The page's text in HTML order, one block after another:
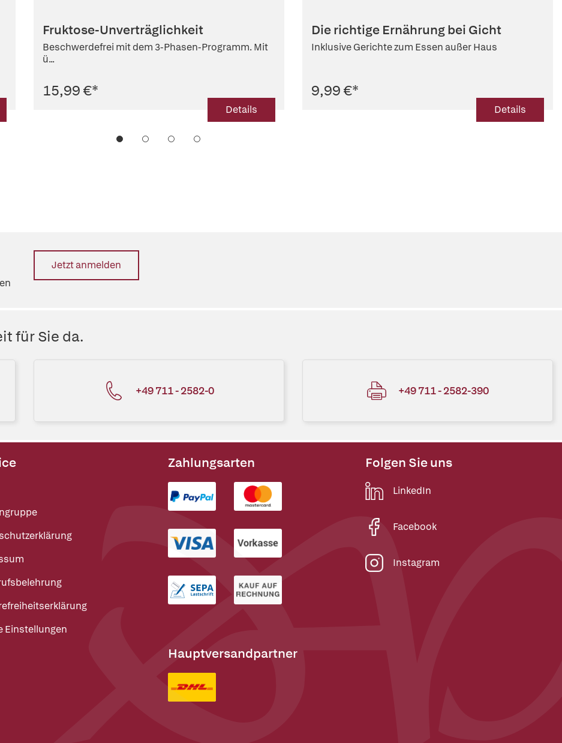
Fruktose-Unverträglichkeit
Beschwerdefrei mit dem 3-Phasen-Programm. Mit
ü...
15,99 €*
Details
Die richtige Ernährung bei Gicht
Inklusive Gerichte zum Essen außer Haus
9,99 €*
Details
Jetzt anmelden
für Sie da.
+49 711 - 2582-0 +49 711 - 2582-390
Einstellungen
Zahlungsarten
Hauptversandpartner
Folgen Sie uns
LinkedIn
Facebook
Instagram